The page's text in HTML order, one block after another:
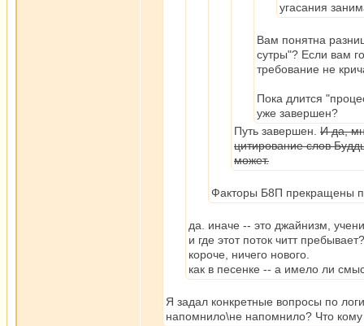
угасания
Вам понятна
сутры"? Если вам
требование не
Пока длится
уже завершен?
Путь завершен. И да,
цитирование слов
может.
Факторы Б8П прекращены
да. иначе -- это джайнизм,
и где этот поток читт
короче, ничего нового.
как в песенке -- а имело ли
Я задал конкретные вопросы по
напомнило\не напомнило? Что